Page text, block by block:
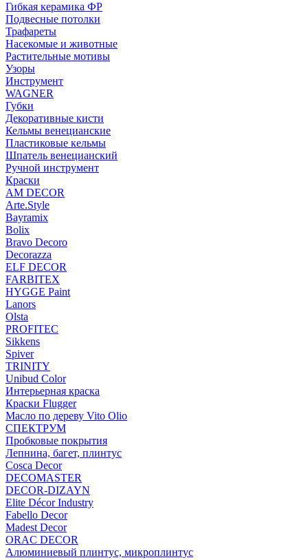
Гибкая керамика ФР
Подвесные потолки
Трафареты
Насекомые и животные
Растительные мотивы
Узоры
Инструмент
WAGNER
Губки
Декоративные кисти
Кельмы венецианские
Пластиковые кельмы
Шпатель венецианский
Ручной инструмент
Краски
AM DECOR
Arte.Style
Bayramix
Bolix
Bravo Decoro
Decorazza
ELF DECOR
FARBITEX
HYGGE Paint
Lanors
Olsta
PROFITEC
Sikkens
Spiver
TRINITY
Unibud Color
Интерьерная краска
Краски Flugger
Масло по дереву Vito Olio
СПЕКТРУМ
Пробковые покрытия
Лепнина, багет, плинтус
Cosca Decor
DECOMASTER
DECOR-DIZAYN
Elite Décor Industry
Fabello Decor
Madest Decor
ORAC DECOR
Алюминиевый плинтус, микроплинтус